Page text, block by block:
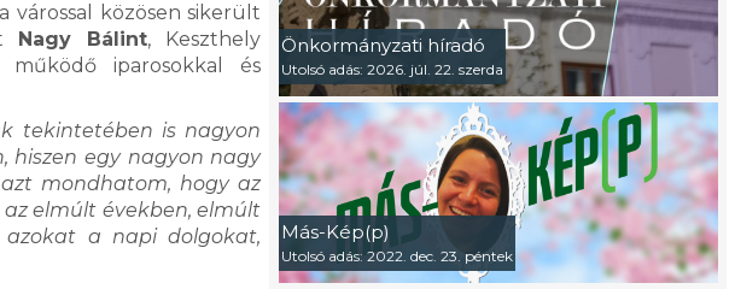
várossal közösen sikerült
Nagy Bálint, Keszthely
iparosokkal és
tekintetében is nagyon
hiszen egy nagyon nagy
mondhatom, hogy az
elmúlt években, elmúlt
azokat a napi dolgokat,
Önkormányzati híradó
Utolsó adás: 2026. júl. 22. szerda
Más-Kép(p)
Utolsó adás: 2022. dec. 23. péntek